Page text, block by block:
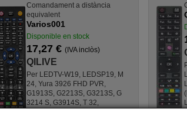
Comandament a distància
equivalent
Varios001
Disponible en stock
17,27 €(IVA inclòs)
QILIVE
Per LEDTV-W19, LEDSP19, M
24, Yura 3926 FHD PVR,
G1913S, G2213S, G3213S, G
3214 S, G3914S, T 32,
SUP8978, TVLED245F HD, ...